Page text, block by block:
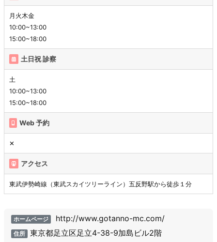
月火木金
10:00~13:00
15:00~18:00
土日祝 診察
土
10:00~13:00
15:00~18:00
Web 予約
✕
アクセス
東武伊勢崎線（東武スカイツリーライン）五反野駅から徒歩１分
ホームページ http://www.gotanno-mc.com/
住所 東京都足立区足立4-38-9加島ビル2階